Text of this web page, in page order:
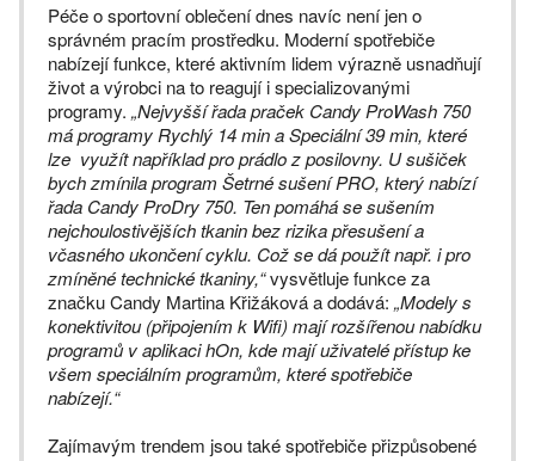
Péče o sportovní oblečení dnes navíc není jen o
správném pracím prostředku. Moderní spotřebiče
nabízejí funkce, které aktivním lidem výrazně usnadňují
život a výrobci na to reagují i specializovanými
programy. „Nejvyšší řada praček Candy ProWash 750
má programy Rychlý 14 min a Speciální 39 min, které
lze využít například pro prádlo z posilovny. U sušiček
bych zmínila program Šetrné sušení PRO, který nabízí
řada Candy ProDry 750. Ten pomáhá se sušením
nejchoulostivějších tkanin bez rizika přesušení a
včasného ukončení cyklu. Což se dá použít např. i pro
zmíněné technické tkaniny,“vysvětluje funkce za
značku Candy Martina Křižáková a dodává: „Modely s
konektivitou (připojením k Wifi) mají rozšířenou nabídku
programů v aplikaci hOn, kde mají uživatelé přístup ke
všem speciálním programům, které spotřebiče
nabízejí.“
Zajímavým trendem jsou také spotřebiče přizpůsobené